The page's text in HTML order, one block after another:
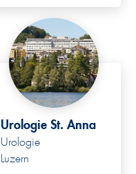
Urologie St. Anna
Urologie
Luzern